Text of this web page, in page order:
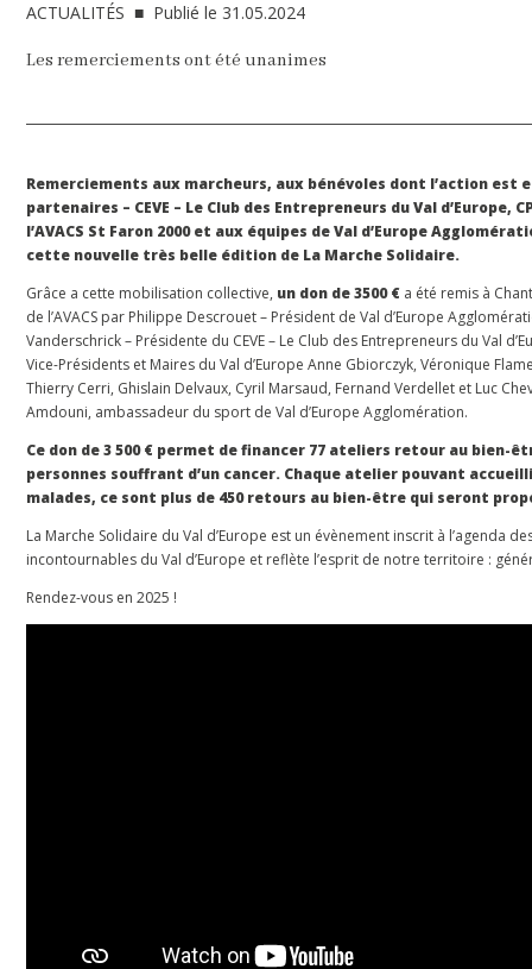
ACTUALITÉS ■ Publié le 31.05.2024
Les remerciements ont été unanimes
Remerciements aux marcheurs, aux bénévoles dont l’action est
partenaires – CEVE – Le Club des Entrepreneurs du Val d’Europe,
l’AVACS St Faron 2000 et aux équipes de Val d’Europe
cette nouvelle très belle édition de La Marche Solidaire.
Grâce a cette mobilisation collective, un don de 3500 € a été remis à
de l’AVACS par Philippe Descrouet – Président de Val d’Europe
Vanderschrick – Présidente du CEVE – Le Club des Entrepreneurs du Val
Vice-Présidents et Maires du Val d’Europe Anne Gbiorczyk, Véronique
Thierry Cerri, Ghislain Delvaux, Cyril Marsaud, Fernand Verdellet et Luc
Amdouni, ambassadeur du sport de Val d’Europe Agglomération.
Ce don de 3 500 € permet de financer 77 ateliers retour au bien-
personnes souffrant d’un cancer. Chaque atelier pouvant
malades, ce sont plus de 450 retours au bien-être qui seront
La Marche Solidaire du Val d’Europe est un évènement inscrit à l’agenda
incontournables du Val d’Europe et reflète l’esprit de notre territoire :
Rendez-vous en 2025 !